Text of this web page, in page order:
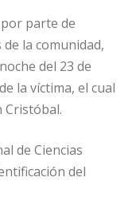
parte de
la comunidad,
del 23 de
la víctima, el cual
Cristóbal.
de Ciencias
del